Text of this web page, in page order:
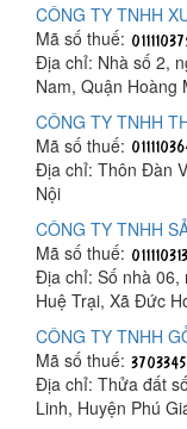
CÔNG TY TNHH
Mã số thuế:
Địa chỉ: Nhà số 2,
Nam, Quận Hoàng
CÔNG TY TNHH
Mã số thuế:
Địa chỉ: Thôn Đàn
Nội
CÔNG TY TNHH
Mã số thuế:
Địa chỉ: Số nhà 06,
Huệ Trại, Xã Đức
CÔNG TY TNHH
Mã số thuế:
Địa chỉ: Thửa đất
Linh, Huyện Phú